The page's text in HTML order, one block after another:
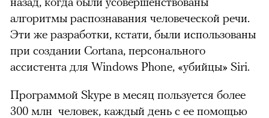
алгоритмы распознавания человеческой речи.
Эти же разработки, кстати, были использованы
при создании Cortana, персонального
ассистента для Windows Phone, «убийцы» Siri.
Программой Skype в месяц пользуется более
300 млн человек, каждый день с ее помощью